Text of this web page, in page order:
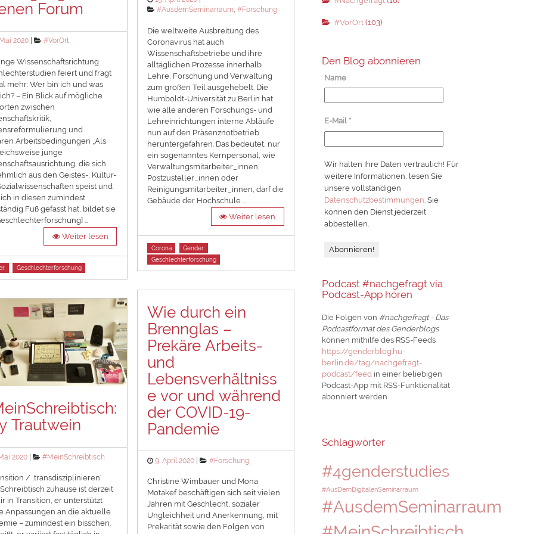
Forum
2020 Categories
#VorOrt
Wissenschaftsrichtung
feiert und fragt
mehr: Wer bin ich und was
– Ein Blick auf mögliche
zwischen
und
Arbeitsbedingungen „Als
junge
die sich
aus den Geistes-, Kultur-
speist und
in diesen zumindest
Fuß gefasst hat, bildet sie
…
Weiter lesen
Geschlechterforschung
Trautwein
2020 Categories
#MeinSchreibtisch
/ ‚transdisziplinieren‘
zuhause ist derzeit
in Transition, er unterstützt
Anpassungen an die aktuelle
– zumindest ein bisschen.
on
Categories
#AusdemSeminarraum,#Forschung
Die weltweite Ausbreitung des
Coronavirus hat auch
Wissenschaftsbetriebe und ihre
alltäglichen Prozesse innerhalb
Lehre, Forschung und Verwaltung
zum großen Teil ausgehebelt. Die
Humboldt-Universität zu Berlin hat
wie alle anderen Forschungs- und
Lehreinrichtungen interne Abläufe
nun auf den Präsenznotbetrieb
heruntergefahren. Das bedeutet, nur
ein sogenanntes Kernpersonal, wie
Verwaltungsmitarbeiter_innen,
Postzusteller_innen oder
Reinigungsmitarbeiter_innen, darf die
Gebäude der Hochschule …
Weiter lesen
Tags
Corona
Gender
Geschlechterforschung
Wie durch ein
Brennglas –
Prekäre Arbeits-
und
Lebensverhältniss
e vor und während
der COVID-19-
Pandemie
Posted
9. April 2020 Categories
#Forschung
Christine Wimbauer und Mona
Motakef beschäftigen sich seit vielen
Jahren mit Geschlecht, sozialer
Ungleichheit und Anerkennung, mit
Prekarität sowie den Folgen von
#VorOrt(103)
Den Blog abonnieren
Name
E-Mail *
Wir halten Ihre Daten vertraulich! Für
weitere Informationen, lesen Sie
unsere vollständigen
Datenschutzbestimmungen . Sie
können den Dienst jederzeit
abbestellen.
Podcast #nachgefragt via
Podcast-App hören
Die Folgen von #nachgefragt - Das
Podcastformat des Genderblogs
können mithilfe des RSS-Feeds
https://genderblog.hu-
berlin.de/tag/nachgefragt-
podcast/feed in einer beliebigen
Podcast-App mit RSS-Funktionalität
abonniert werden.
Schlagwörter
#4genderstudies
#AusDemDigitalenSeminarraum
#AusdemSeminarraum